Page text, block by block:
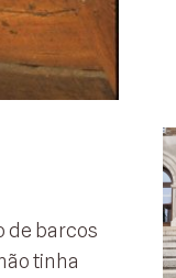
de barcos
tinha